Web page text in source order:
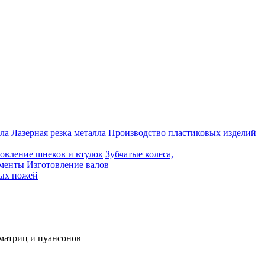
Лазерная резка металла Производство пластиковых изделий
шнеков и втулок Зубчатые колеса,
Изготовление валов
ножей
и пуансонов